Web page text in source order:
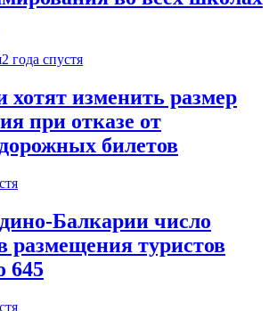
2 года спустя
хотят изменить размер
при отказе от
билетов
Балкарии число
размещения туристов
645